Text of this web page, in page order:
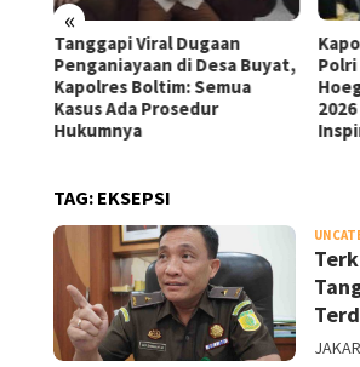
«
Tanggapi Viral Dugaan
Penganiayaan di Desa Buyat,
Kapolres Boltim: Semua
Kasus Ada Prosedur
Hukumnya
TAG: EKSEPSI